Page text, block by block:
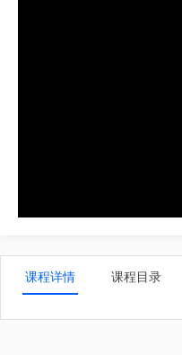
课程详情 课程目录